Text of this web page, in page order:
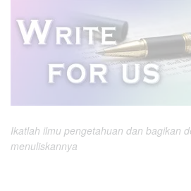
Ikatlah ilmu pengetahuan dan bagikan
menuliskannya